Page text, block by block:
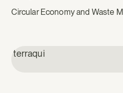
Circular Economy and Waste
terraqui